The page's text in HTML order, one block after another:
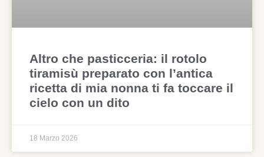
Altro che pasticceria: il rotolo
tiramisù preparato con l’antica
ricetta di mia nonna ti fa toccare il
cielo con un dito
18 Marzo 2026